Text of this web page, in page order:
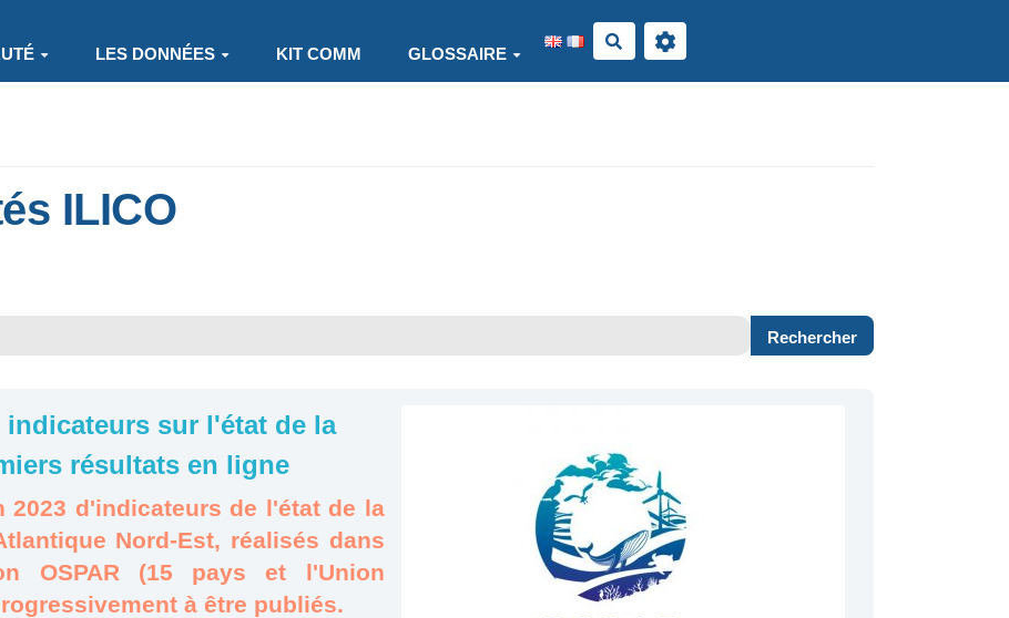
LES DONNÉES KIT COMM GLOSSAIRE
Rechercher
ILICO
indicateurs sur l'état de la
résultats en ligne
d'indicateurs de l'état de la
Nord-Est, réalisés dans
OSPAR (15 pays et l'Union
à être publiés.